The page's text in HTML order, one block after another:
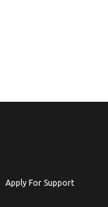
Apply For Support